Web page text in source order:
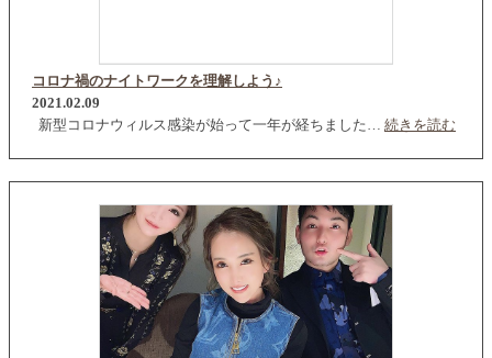
コロナ禍のナイトワークを理解しよう♪
2021.02.09
新型コロナウィルス感染が始って一年が経ちました… 続きを読む